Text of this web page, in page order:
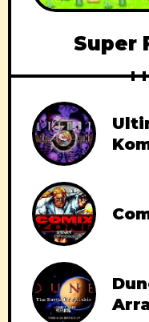
Super